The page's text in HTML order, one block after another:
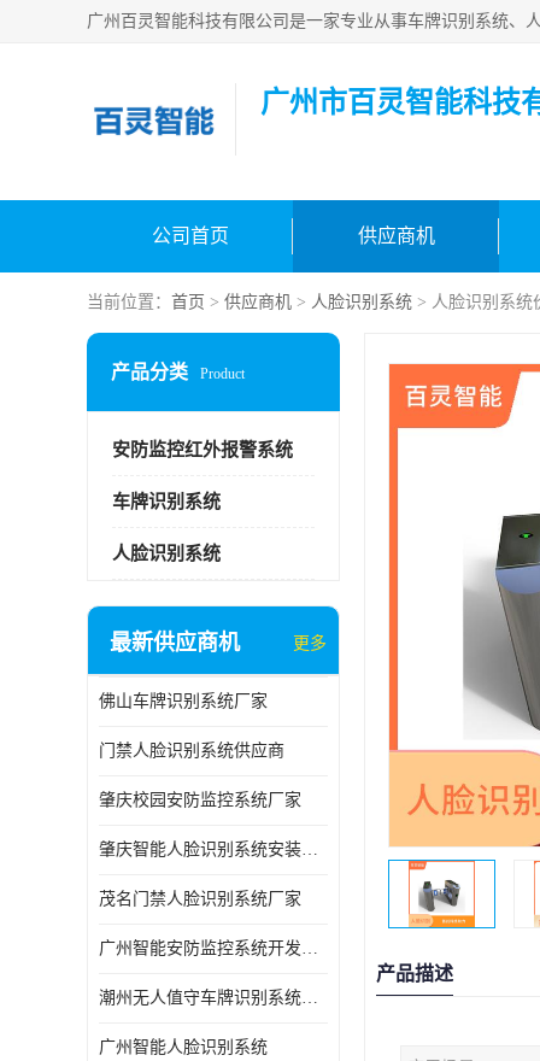
广州市百灵智能科技
公司首页 供应商机
当前位置： 首页 > 供应商机 > 人脸识别系统 > 人脸识别系统
产品分类 Product
安防监控红外报警系统
车牌识别系统
人脸识别系统
最新供应商机 更多
佛山车牌识别系统厂家
门禁人脸识别系统供应商
肇庆校园安防监控系统厂家
肇庆智能人脸识别系统安装公司
茂名门禁人脸识别系统厂家
广州智能安防监控系统开发团队
潮州无人值守车牌识别系统公司
广州智能人脸识别系统
产品描述